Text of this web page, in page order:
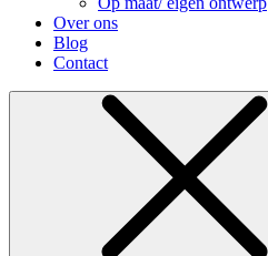
Over ons
Blog
Contact